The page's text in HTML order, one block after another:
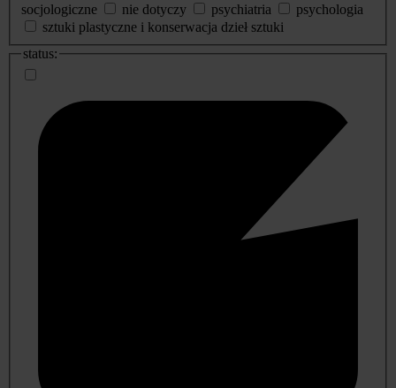
socjologiczne
nie dotyczy psychiatria
psychologia
sztuki plastyczne i konserwacja dzieł sztuki
status: